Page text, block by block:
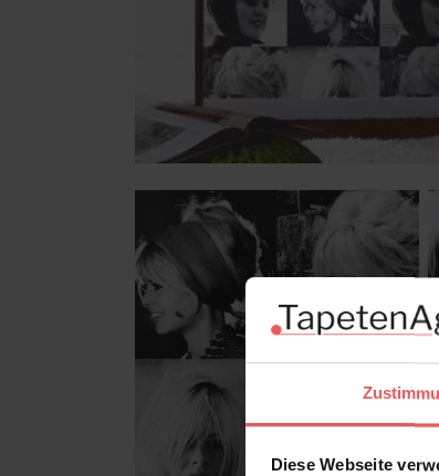
Diese Webseite